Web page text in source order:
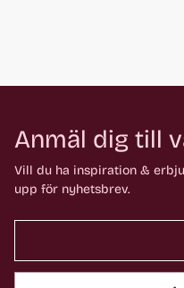
Anmäl dig till
Vill du ha inspiration &
upp för nyhetsbrev.